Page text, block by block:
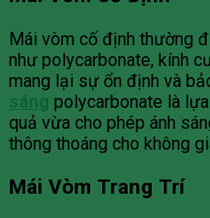
Mái vòm cố định thường
như polycarbonate, kính
mang lại sự ổn định và
sáng polycarbonate là
quả vừa cho phép ánh
thông thoáng cho không
Mái Vòm Trang Trí